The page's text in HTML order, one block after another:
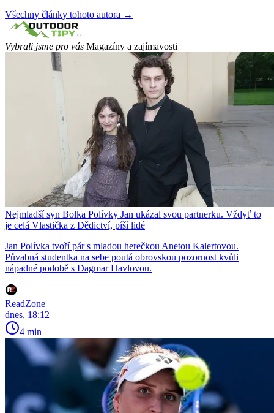
Všechny články tohoto autora →
Vybrali jsme pro vás Magazíny a zajímavosti
Nejmladší syn Bolka Polívky Jan ukázal svou partnerku. Vždyť to
je celá Vlastička z Dědictví, píší lidé
Jan Polívka tvoří pár s mladou herečkou Anetou Kalertovou.
Půvabná studentka na sebe poutá obrovskou pozornost kvůli
nápadné podobě s Dagmar Havlovou.
ReadZone
dnes, 18:12
4 min